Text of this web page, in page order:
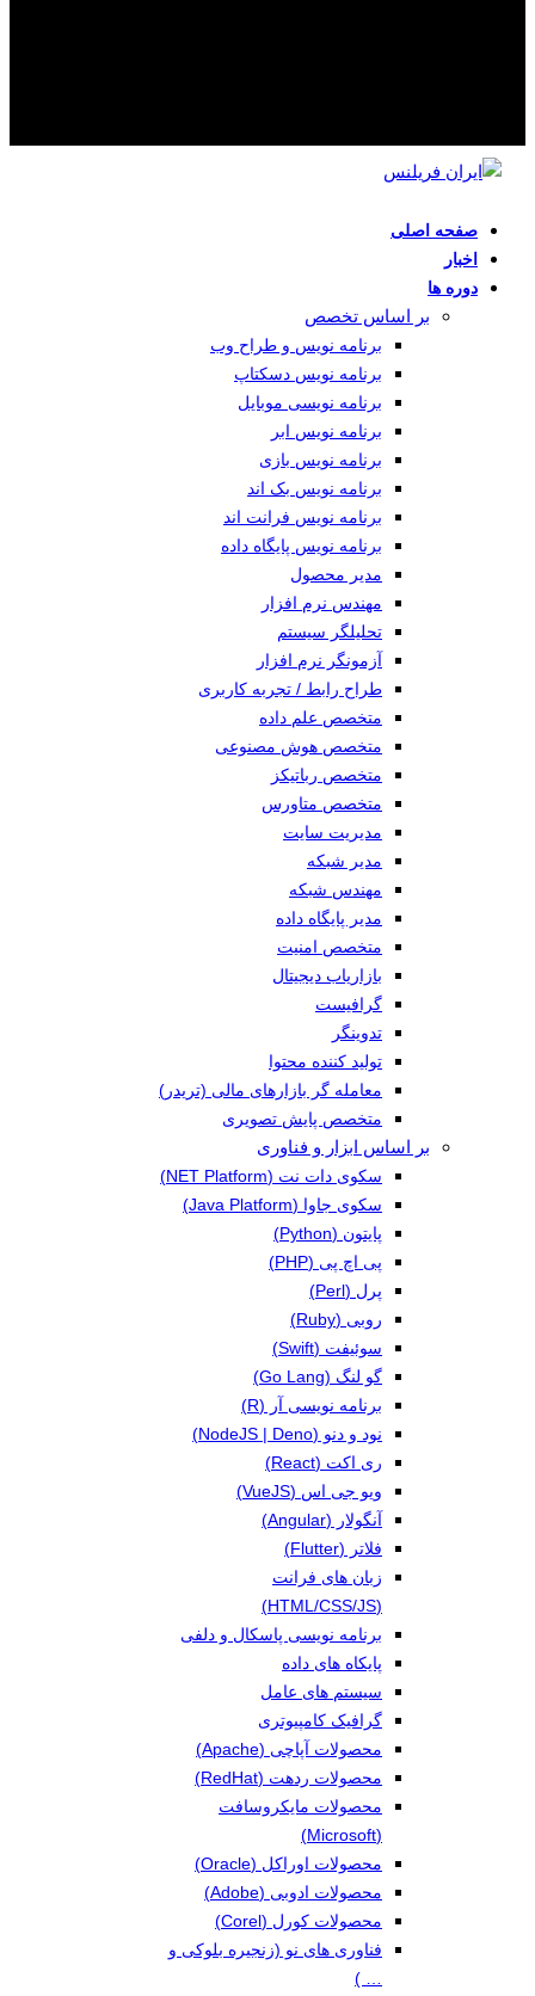
صفحه اصلی
اخبار
دوره ها
بر اساس تخصص
برنامه نویس و طراح وب
برنامه نویس دسکتاپ
برنامه نویسی موبایل
برنامه نویس ابر
برنامه نویس بازی
برنامه نویس بک اند
برنامه نویس فرانت اند
برنامه نویس پایگاه داده
مدیر محصول
مهندس نرم افزار
تحلیلگر سیستم
آزمونگر نرم افزار
طراح رابط / تجربه کاربری
متخصص علم داده
متخصص هوش مصنوعی
متخصص رباتیکز
متخصص متاورس
مدیریت سایت
مدیر شبکه
مهندس شبکه
مدیر پایگاه داده
متخصص امنیت
بازاریاب دیجیتال
گرافیست
تدوینگر
تولید کننده محتوا
معامله گر بازارهای مالی (تریدر)
متخصص پایش تصویری
بر اساس ابزار و فناوری
سکوی دات نت (NET Platform)
سکوی جاوا (Java Platform)
پایتون (Python)
پی اچ پی (PHP)
پرل (Perl)
روبی (Ruby)
سوئیفت (Swift)
گو لنگ (Go Lang)
برنامه نویسی آر (R)
نود و دنو (NodeJS | Deno)
ری اکت (React)
ویو جی اس (VueJS)
آنگولار (Angular)
فلاتر (Flutter)
زبان های فرانت
(HTML/CSS/JS)
برنامه نویسی پاسکال و دلفی
پایکاه های داده
سیستم های عامل
گرافیک کامپیوتری
محصولات آپاچی (Apache)
محصولات ردهت (RedHat)
محصولات مایکروسافت
(Microsoft)
محصولات اوراکل (Oracle)
محصولات ادوبی (Adobe)
محصولات کورل (Corel)
فناوری های نو (زنجیره بلوکی و
… )